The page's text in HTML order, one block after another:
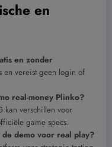
en
en zonder
en vereist geen login of
real-money Plinko?
kan verschillen voor
game specs.
demo voor real play?